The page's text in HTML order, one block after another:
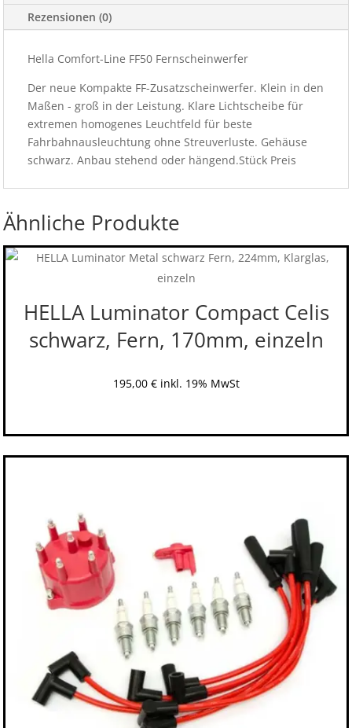
Rezensionen (0)
Hella Comfort-Line FF50 Fernscheinwerfer
Der neue Kompakte FF-Zusatzscheinwerfer. Klein in den
Maßen - groß in der Leistung. Klare Lichtscheibe für
extremen homogenes Leuchtfeld für beste
Fahrbahnausleuchtung ohne Streuverluste. Gehäuse
schwarz. Anbau stehend oder hängend.Stück Preis
Ähnliche Produkte
HELLA Luminator Compact Celis
schwarz, Fern, 170mm, einzeln
195,00 € inkl. 19% MwSt